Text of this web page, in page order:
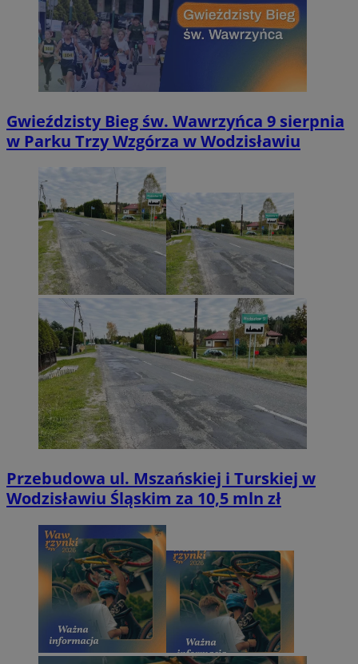
Gwieździsty Bieg św. Wawrzyńca 9 sierpnia
w Parku Trzy Wzgórza w Wodzisławiu
Przebudowa ul. Mszańskiej i Turskiej w
Wodzisławiu Śląskim za 10,5 mln zł